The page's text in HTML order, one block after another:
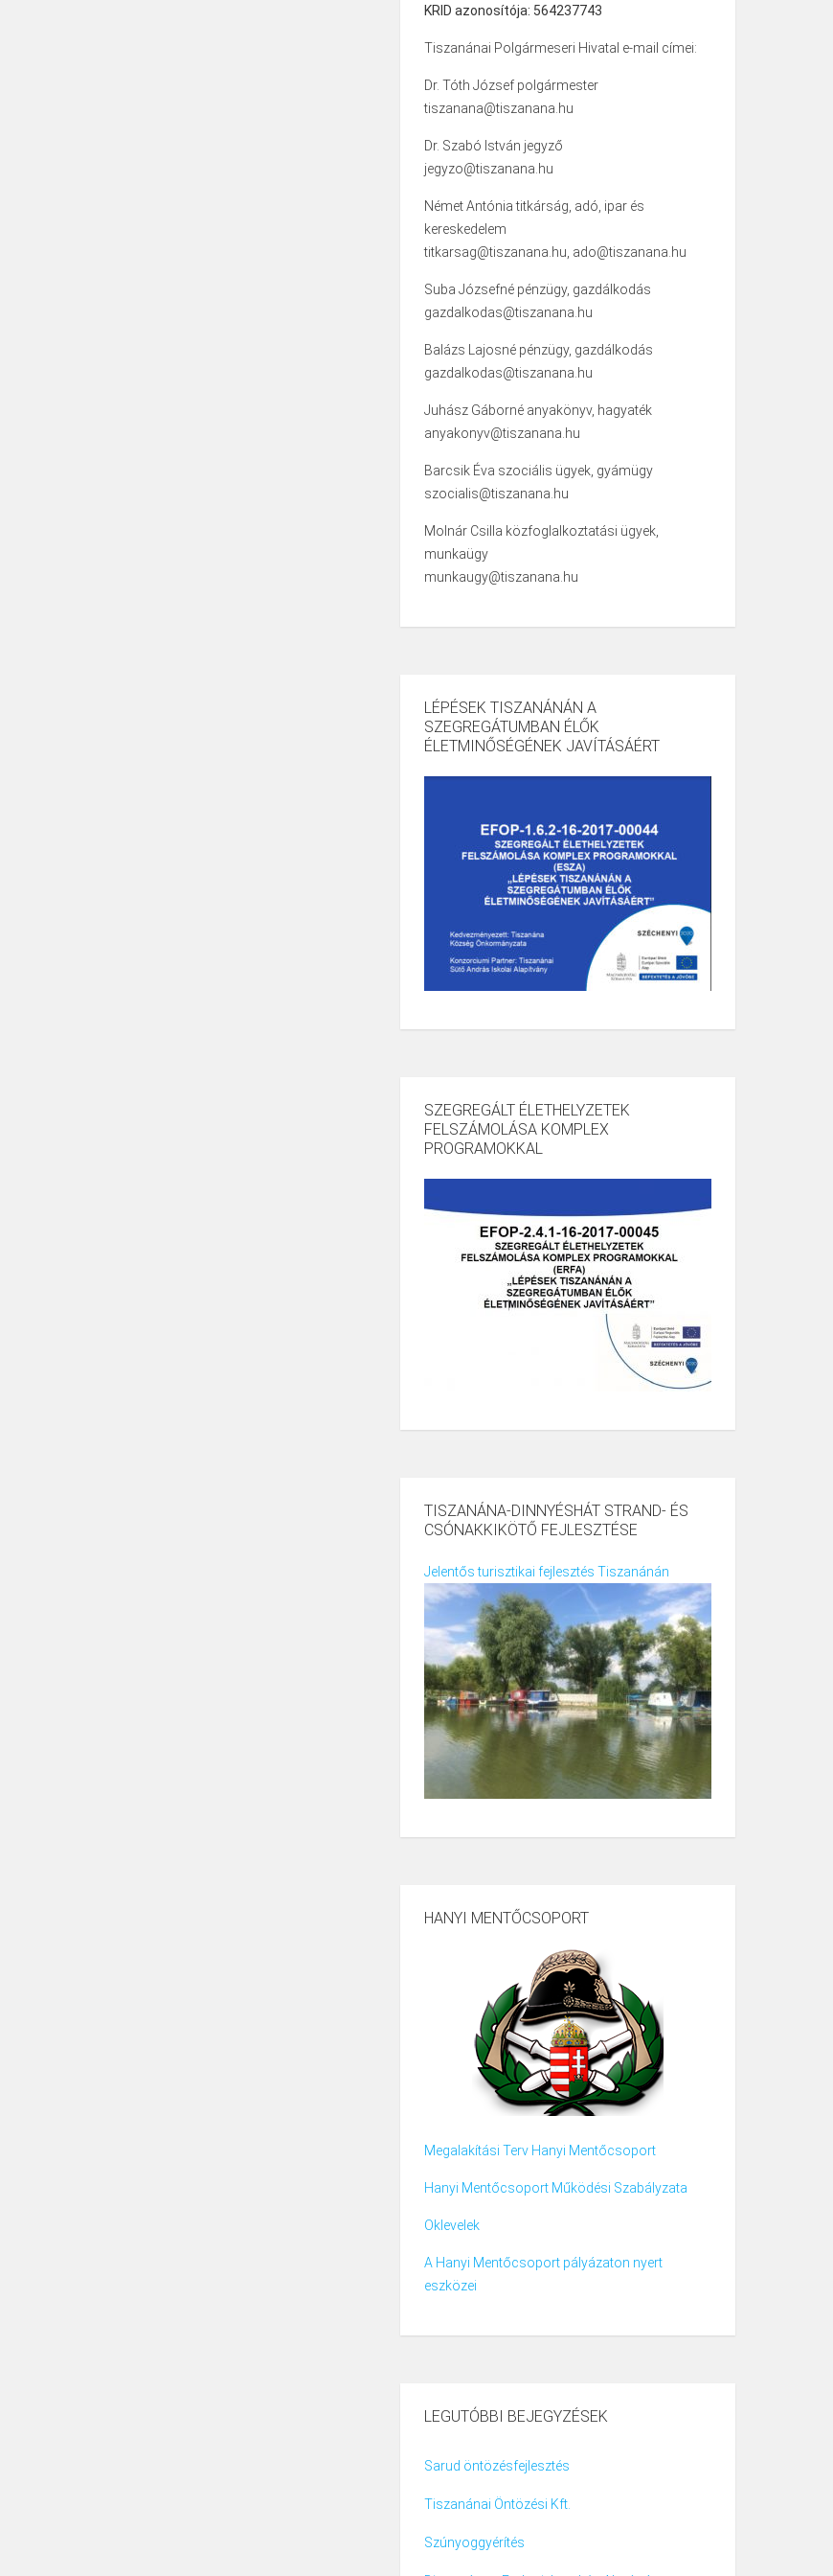
KRID azonosítója: 564237743
Tiszanánai Polgármeseri Hivatal e-mail címei:
Dr. Tóth József polgármester
tiszanana@tiszanana.hu
Dr. Szabó István jegyző
jegyzo@tiszanana.hu
Német Antónia titkárság, adó, ipar és
kereskedelem
titkarsag@tiszanana.hu, ado@tiszanana.hu
Suba Józsefné pénzügy, gazdálkodás
gazdalkodas@tiszanana.hu
Balázs Lajosné pénzügy, gazdálkodás
gazdalkodas@tiszanana.hu
Juhász Gáborné anyakönyv, hagyaték
anyakonyv@tiszanana.hu
Barcsik Éva szociális ügyek, gyámügy
szocialis@tiszanana.hu
Molnár Csilla közfoglalkoztatási ügyek,
munkaügy
munkaugy@tiszanana.hu
LÉPÉSEK TISZANÁNÁN A
SZEGREGÁTUMBAN ÉLŐK
ÉLETMINŐSÉGÉNEK JAVÍTÁSÁÉRT
SZEGREGÁLT ÉLETHELYZETEK
FELSZÁMOLÁSA KOMPLEX
PROGRAMOKKAL
TISZANÁNA-DINNYÉSHÁT STRAND- ÉS
CSÓNAKKIKÖTŐ FEJLESZTÉSE
Jelentős turisztikai fejlesztés Tiszanánán
HANYI MENTŐCSOPORT
Megalakítási Terv Hanyi Mentőcsoport
Hanyi Mentőcsoport Működési Szabályzata
Oklevelek
A Hanyi Mentőcsoport pályázaton nyert
eszközei
LEGUTÓBBI BEJEGYZÉSEK
Sarud öntözésfejlesztés
Tiszanánai Öntözési Kft.
Szúnyoggyérítés